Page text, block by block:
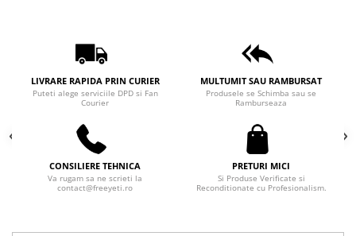
LIVRARE RAPIDA PRIN CURIER
Puteti alege serviciile DPD si Fan
Courier
MULTUMIT SAU RAMBURSAT
Produsele se Schimba sau se
Ramburseaza
CONSILIERE TEHNICA
Va rugam sa ne scrieti la
contact@freeyeti.ro
PRETURI MICI
Si Produse Verificate si
Reconditionate cu Profesionalism.